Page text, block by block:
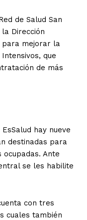
de Salud San
Dirección
para mejorar la
que
de más
hay nueve
destinadas para
ocupadas. Ante
se les habilite
con tres
cuales también